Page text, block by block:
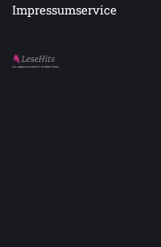
Impressumservice
Auf LeseHits.de findest Du die besten Bücher.